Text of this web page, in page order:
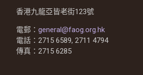
香港九龍亞皆老街123號
電郵： general@faog.org.hk
電話：2715 6589, 2711 4794
傳真：2715 6285